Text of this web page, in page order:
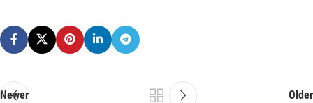
Newer Older